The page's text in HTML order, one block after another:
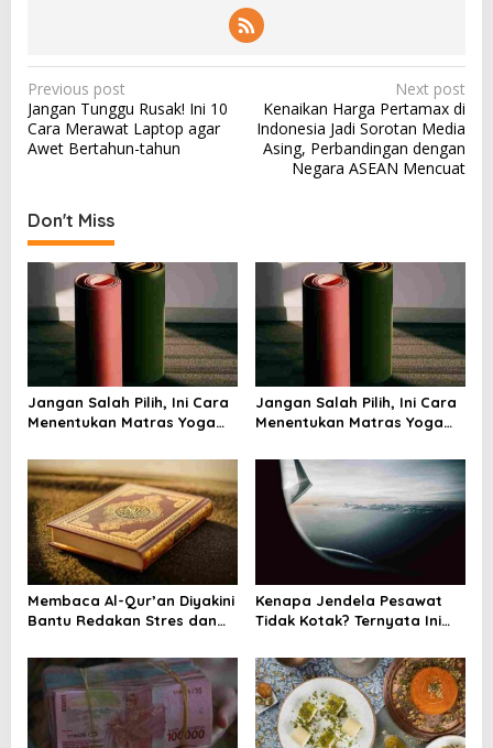
P
o
s
n
a
v
i
g
t
i
o
n
Previous post
Jangan Tunggu Rusak! Ini 10
Cara Merawat Laptop agar
Awet Bertahun-tahun
Next post
Kenaikan Harga Pertamax di
Indonesia Jadi Sorotan Media
Asing, Perbandingan dengan
Negara ASEAN Mencuat
Don't Miss
Jangan Salah Pilih, Ini Cara
Menentukan Matras Yoga
Jangan Salah Pilih, Ini Cara
Menentukan Matras Yoga
Membaca Al-Qur’an Diyakini
Bantu Redakan Stres dan
Kenapa Jendela Pesawat
Tidak Kotak? Ternyata Ini